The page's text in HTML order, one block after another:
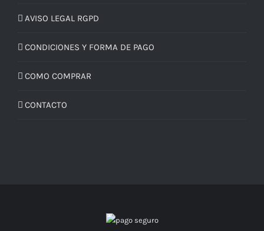
AVISO LEGAL RGPD
CONDICIONES Y FORMA DE PAGO
COMO COMPRAR
CONTACTO